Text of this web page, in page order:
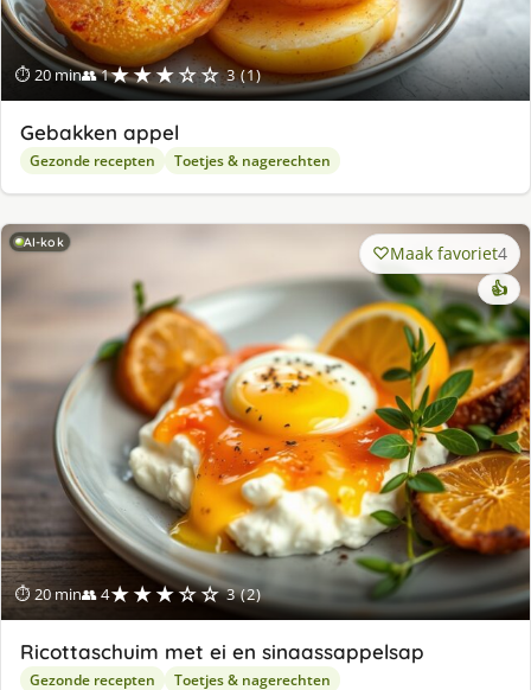
⏱ 20 min👥 1★★★☆☆ 3 (1)
Gebakken appel
Gezonde recepten Toetjes & nagerechten
AI-kok
⏱ 20 min👥 4★★★☆☆ 3 (2)
Maak favoriet4
👍
Ricottaschuim met ei en sinaassappelsap
Gezonde recepten Toetjes & nagerechten